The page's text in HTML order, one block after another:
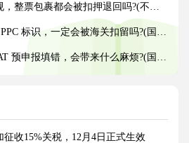
裹都会被扣押退回吗?(不清楚的外贸人看过来)
，一定会被海关扣留吗?(国际快递干货知识分享)
填错，会带来什么麻烦?(国际快递干货知识分享)
收15%关税，12月4日正式生效